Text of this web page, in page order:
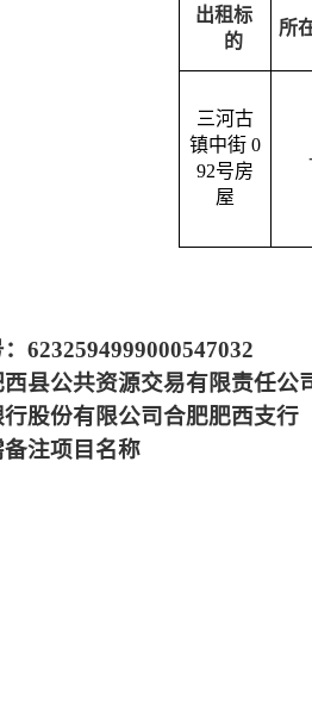
出租标
的
所
三河古
镇中街 0
92号房
屋
6232594999000547032
县公共资源交易有限责任公
股份有限公司合肥肥西支行
注项目名称